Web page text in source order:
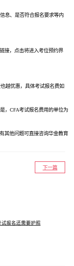
息、是否符合报名要求等内
接，点击将进入考位预约界
越优惠，具体考试报名费如
，CFA考试报名费用的单位为
其他问题可直接咨询华金教育
下一篇
试报名还需要护照